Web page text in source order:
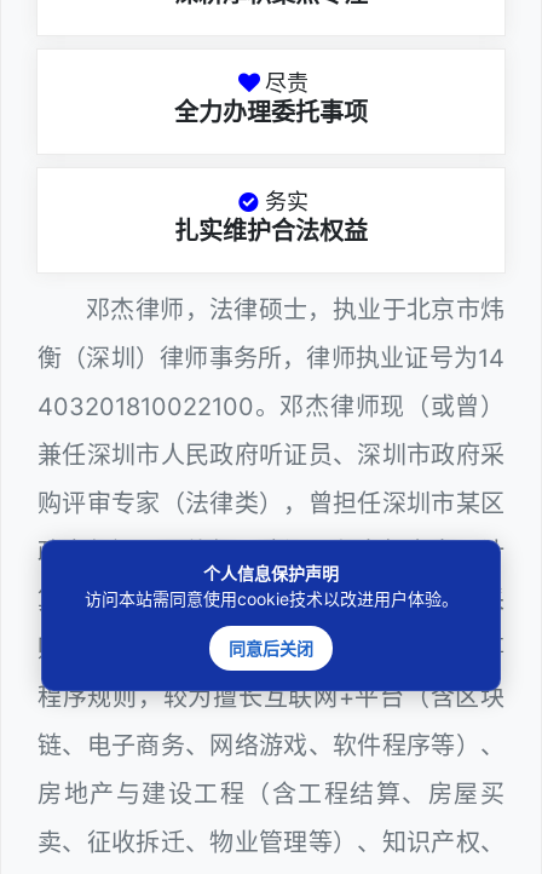
尽责
全力办理委托事项
务实
扎实维护合法权益
邓杰律师，法律硕士，执业于北京市炜
衡（深圳）律师事务所，律师执业证号为14
403201810022100。邓杰律师现（或曾）
兼任深圳市人民政府听证员、深圳市政府采
购评审专家（法律类），曾担任深圳市某区
政府部门公职律师、建设工程定标专家、计
算机信息网络安全员，在建筑工务、政府采
购等政府系统工作多年，十分熟悉政府办事
程序规则，较为擅长互联网+平台（含区块
链、电子商务、网络游戏、软件程序等）、
房地产与建设工程（含工程结算、房屋买
卖、征收拆迁、物业管理等）、知识产权、
个人信息保护声明
访问本站需同意使用cookie技术以改进用户体验。
同意后关闭